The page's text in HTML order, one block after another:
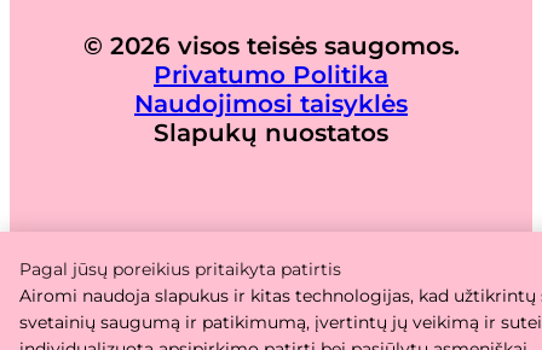
© 2026 visos teisės saugomos.
Privatumo Politika
Naudojimosi taisyklės
Slapukų nuostatos
Pagal jūsų poreikius pritaikyta patirtis
Airomi naudoja slapukus ir kitas technologijas, kad užtikrintų
svetainių saugumą ir patikimumą, įvertintų jų veikimą ir